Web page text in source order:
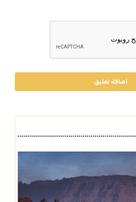
أضافة تعليق